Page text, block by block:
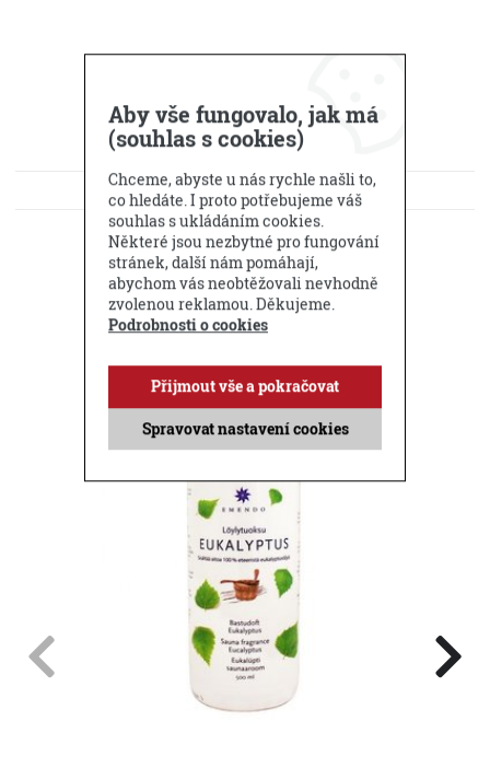
KE STAŽENÍ
DOTAZ PRODEJCI
Příbuzné produkty
Aby vše fungovalo, jak má
(souhlas s cookies)
Chceme, abyste u nás rychle našli to,
co hledáte. I proto potřebujeme váš
souhlas s ukládáním cookies.
Některé jsou nezbytné pro fungování
stránek, další nám pomáhají,
abychom vás neobtěžovali nevhodně
zvolenou reklamou. Děkujeme.
Podrobnosti o cookies
Spravovat nastavení cookies
Přijmout vše a pokračovat